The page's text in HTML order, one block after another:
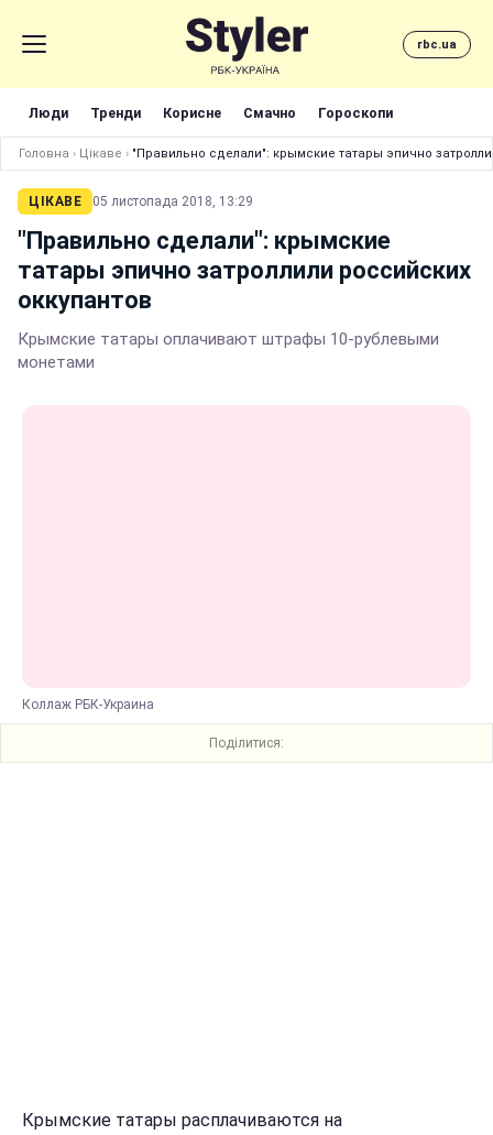
rbc.ua
Люди Тренди Корисне Смачно Гороскопи
Головна › Цікаве › "Правильно сделали": крымские татары эпично
ЦІКАВЕ 05 листопада 2018, 13:29
"Правильно сделали": крымские
татары эпично затроллили российских
оккупантов
Крымские татары оплачивают штрафы 10-рублевыми
монетами
Коллаж РБК-Украина
Поділитися:
Крымские татары расплачиваются на